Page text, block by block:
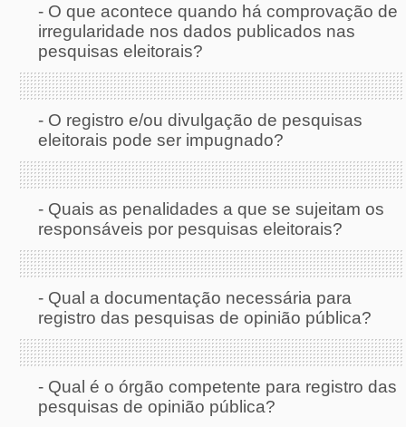
- O que acontece quando há comprovação de
irregularidade nos dados publicados nas
pesquisas eleitorais?
- O registro e/ou divulgação de pesquisas
eleitorais pode ser impugnado?
- Quais as penalidades a que se sujeitam os
responsáveis por pesquisas eleitorais?
- Qual a documentação necessária para
registro das pesquisas de opinião pública?
- Qual é o órgão competente para registro das
pesquisas de opinião pública?